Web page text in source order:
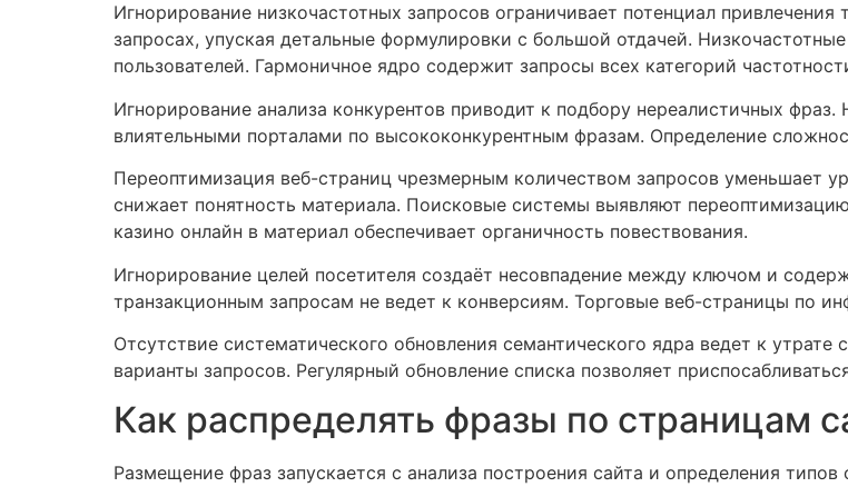
Игнорирование низкочастотных запросов ограничивает потенциал
запросах, упуская детальные формулировки с большой отдачей.
пользователей. Гармоничное ядро содержит запросы всех категорий
Игнорирование анализа конкурентов приводит к подбору нереалистичных
влиятельными порталами по высококонкурентным фразам. Определение
Переоптимизация веб-страниц чрезмерным количеством запросов уменьшает
снижает понятность материала. Поисковые системы выявляют
казино онлайн в материал обеспечивает органичность повествования.
Игнорирование целей посетителя создаёт несовпадение между ключом и
транзакционным запросам не ведет к конверсиям. Торговые веб-страницы по
Отсутствие систематического обновления семантического ядра ведет к
варианты запросов. Регулярный обновление списка позволяет
Как распределять фразы по страницам
Размещение фраз запускается с анализа построения сайта и определения